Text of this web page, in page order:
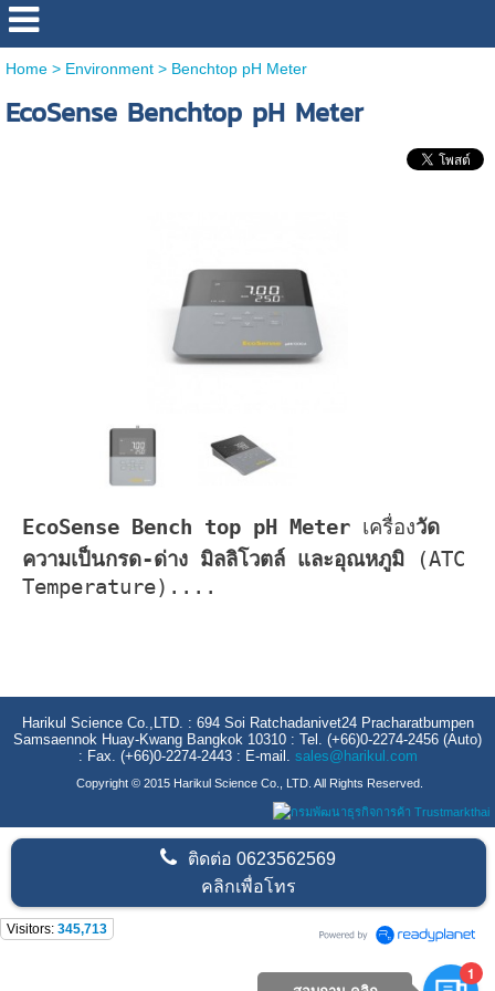
Home> Environment> Benchtop pH Meter
EcoSense Benchtop pH Meter
EcoSense Bench top pH Meter เครื่องวัด
ความเป็นกรด-ด่าง มิลลิโวตล์ และอุณหภูมิ (ATC
Temperature)....
Harikul Science Co.,LTD. : 694 Soi Ratchadanivet24 Pracharatbumpen
Samsaennok Huay-Kwang Bangkok 10310 : Tel. (+66)0-2274-2456 (Auto)
: Fax. (+66)0-2274-2443 : E-mail. sales@harikul.com
Copyright © 2015 Harikul Science Co., LTD. All Rights Reserved.
ติดต่อ0623562569
คลิกเพื่อโทร
Visitors: 345,713
1